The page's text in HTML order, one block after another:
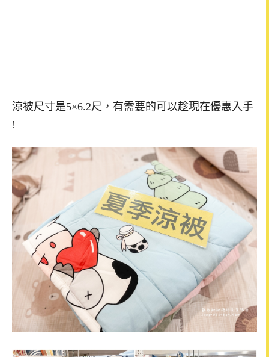
涼被尺寸是5×6.2尺，有需要的可以趁現在優惠入手
!